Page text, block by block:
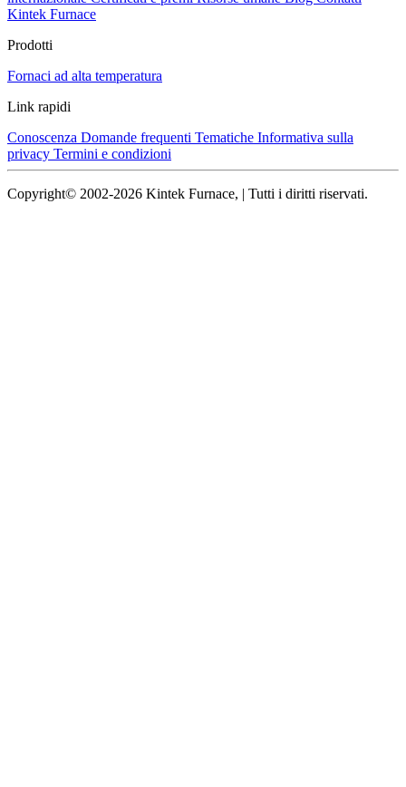
Kintek Furnace
Prodotti
Fornaci ad alta temperatura
Link rapidi
Conoscenza Domande frequenti Tematiche Informativa sulla
privacy Termini e condizioni
Copyright© 2002-2026 Kintek Furnace, | Tutti i diritti riservati.